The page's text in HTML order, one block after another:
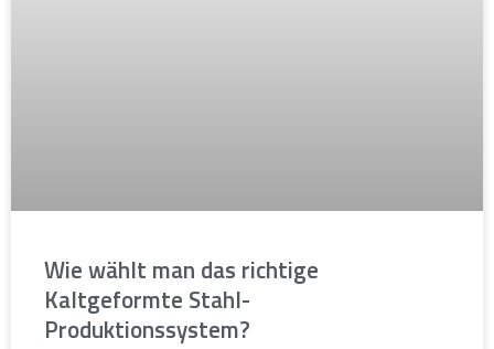
Wie wählt man das richtige
Kaltgeformte Stahl-
Produktionssystem?